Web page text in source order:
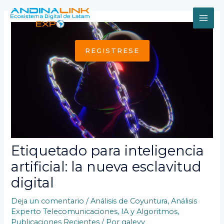
contenido
REGISTRESE
Etiquetado para inteligencia
artificial: la nueva esclavitud
digital
Deja un comentario /Análisis de Coyuntura,Análisis
Experto Telecomunicaciones, IA y Algoritmos,
Publicaciones Recientes / Por galevy